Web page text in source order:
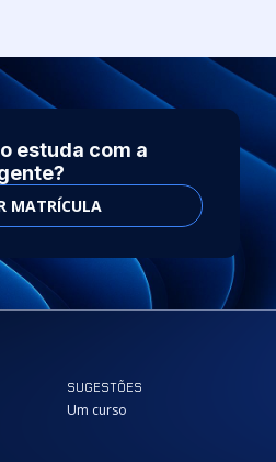
estuda com a
MATRÍCULA
SUGESTÕES
Um curso